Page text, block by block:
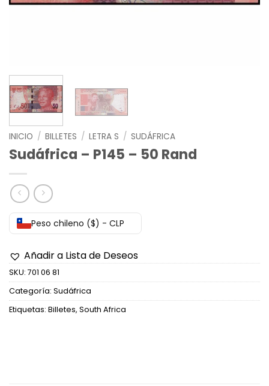
INICIO / BILLETES / LETRA S / SUDÁFRICA
Sudáfrica – P145 – 50 Rand
Peso chileno ($) - CLP
Añadir a Lista de Deseos
SKU: 701 06 81
Categoría: Sudáfrica
Etiquetas: Billetes, South Africa